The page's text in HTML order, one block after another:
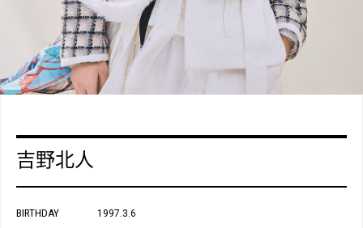
吉野北人
BIRTHDAY 1997.3.6